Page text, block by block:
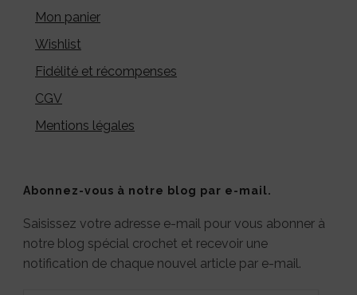
Mon panier
Wishlist
Fidélité et récompenses
CGV
Mentions légales
Abonnez-vous à notre blog par e-mail.
Saisissez votre adresse e-mail pour vous abonner à
notre blog spécial crochet et recevoir une
notification de chaque nouvel article par e-mail.